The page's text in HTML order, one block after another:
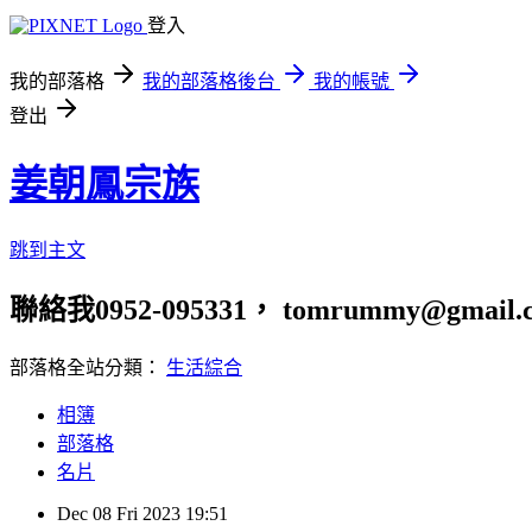
登入
我的部落格 我的部落格後台
我的帳號
登出
姜朝鳳宗族
跳到主文
聯絡我0952-095331，
部落格全站分類： 生活綜合
相簿
部落格
名片
Dec 08 Fri 2023 19:51